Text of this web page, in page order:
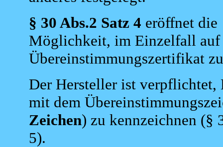
§ 30 Abs.2 Satz 4 eröffnet die
Möglichkeit, im Einzelfall auf
Übereinstimmungszertifikat
Der Hersteller ist verpflichtet,
mit dem
Zeichen) zu kennzeichnen (§
5).